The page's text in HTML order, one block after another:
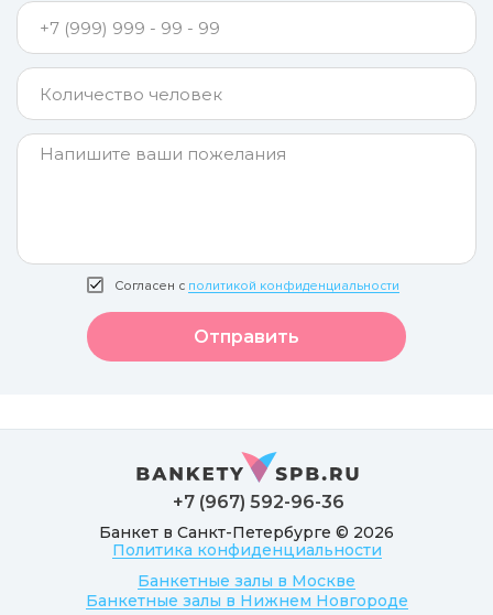
Согласен с политикой конфиденциальности
Отправить
Банкет в Санкт-Петербурге © 2026
Политика конфиденциальности
Банкетные залы в Москве
Банкетные залы в Нижнем Новгороде
+7 (967) 592-96-36